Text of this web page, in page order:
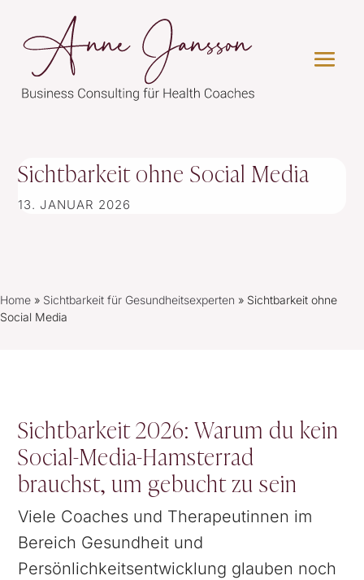
Sichtbarkeit ohne Social Media
13. JANUAR 2026
Home » Sichtbarkeit für Gesundheitsexperten » Sichtbarkeit ohne
Social Media
Sichtbarkeit 2026: Warum du kein
Social-Media-Hamsterrad
brauchst, um gebucht zu sein
Viele Coaches und Therapeutinnen im
Bereich Gesundheit und
Persönlichkeitsentwicklung glauben noch